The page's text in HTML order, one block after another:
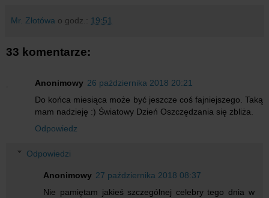
Mr. Złotówa o godz.: 19:51
33 komentarze:
Anonimowy 26 października 2018 20:21
Do końca miesiąca może być jeszcze coś fajniejszego. Taką
mam nadzieję :) Światowy Dzień Oszczędzania się zbliża.
Odpowiedz
Odpowiedzi
Anonimowy 27 października 2018 08:37
Nie pamiętam jakieś szczególnej celebry tego dnia w